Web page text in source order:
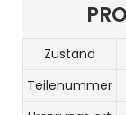
Zustand
Teilenummer